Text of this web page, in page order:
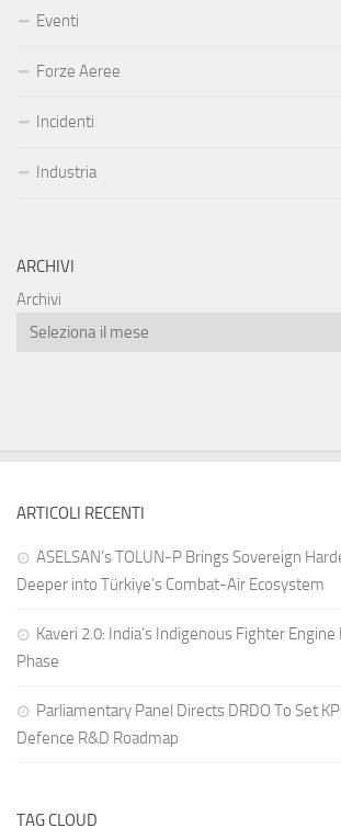
Eventi
Forze Aeree
Incidenti
Industria
ARCHIVI
Archivi
ARTICOLI RECENTI
ASELSAN’s TOLUN-P Brings Sovereign
Deeper into Türkiye’s Combat-Air Ecosystem
Kaveri 2.0: India’s Indigenous Fighter
Phase
Parliamentary Panel Directs DRDO To Set
Defence R&D Roadmap
TAG CLOUD